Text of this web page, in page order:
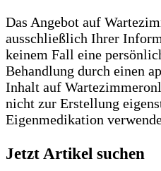
Das Angebot auf
ausschließlich Ihrer
keinem Fall eine
Behandlung durch einen
Inhalt auf
nicht zur Erstellung
Eigenmedikation
Jetzt Artikel suchen